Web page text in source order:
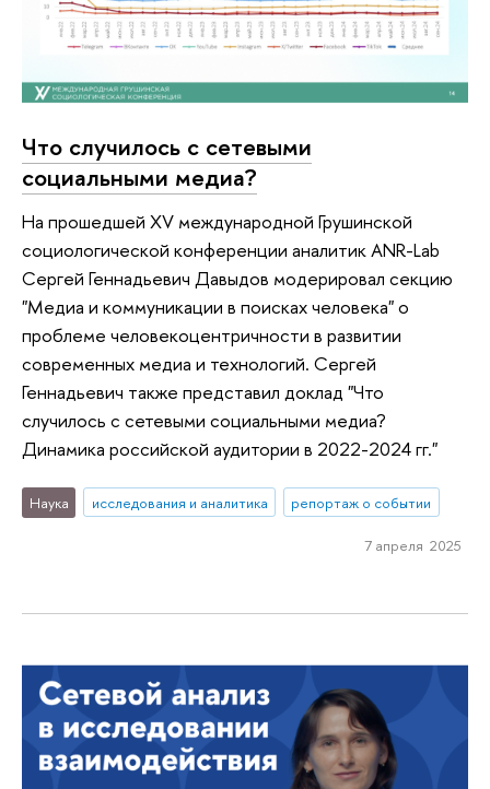
Что случилось с сетевыми
социальными медиа?
На прошедшей XV международной Грушинской
социологической конференции аналитик ANR-Lab
Сергей Геннадьевич Давыдов модерировал секцию
"Медиа и коммуникации в поисках человека" о
проблеме человекоцентричности в развитии
современных медиа и технологий. Сергей
Геннадьевич также представил доклад "Что
случилось с сетевыми социальными медиа?
Динамика российской аудитории в 2022-2024 гг."
Наука исследования и аналитика репортаж о событии
7 апреля 2025